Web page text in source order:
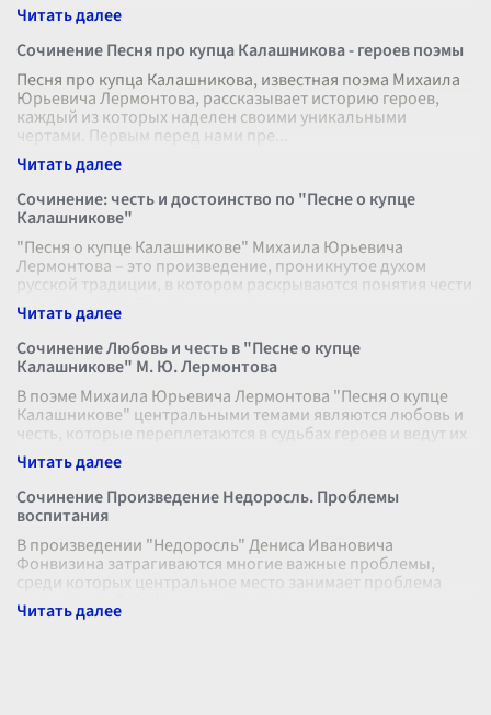
Сочинение Песня про купца Калашникова - героев поэмы
Песня про купца Калашникова, известная поэма Михаила
Юрьевича Лермонтова, рассказывает историю героев,
каждый из которых наделен своими уникальными
чертами. Первым перед нами пре
Сочинение: честь и достоинство по "Песне о купце
Калашникове"
"Песня о купце Калашникове" Михаила Юрьевича
Лермонтова – это произведение, проникнутое духом
русской традиции, в котором раскрываются понятия чести
и достоинства. Эти термины зани
Сочинение Любовь и честь в "Песне о купце
Калашникове" М. Ю. Лермонтова
В поэме Михаила Юрьевича Лермонтова "Песня о купце
Калашникове" центральными темами являются любовь и
честь, которые переплетаются в судьбах героев и ведут их
к трагическим последс
Сочинение Произведение Недоросль. Проблемы
воспитания
В произведении "Недоросль" Дениса Ивановича
Фонвизина затрагиваются многие важные проблемы,
среди которых центральное место занимает проблема
воспитания. В XVIII веке, когда это пр